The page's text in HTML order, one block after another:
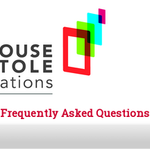
Frequently Asked Questions